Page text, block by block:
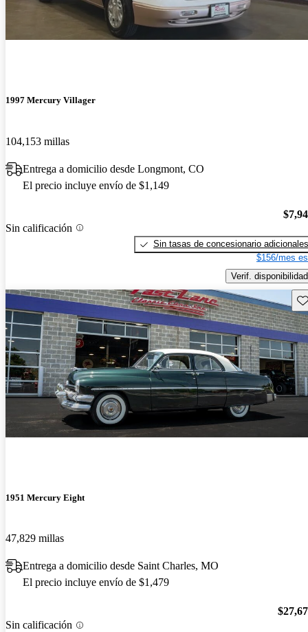
1997 Mercury Villager
104,153 millas
Entrega a domicilio desde Longmont, CO
El precio incluye envío de $1,149
Sin calificación
Sin tasas de concesionario adicionales
$156/mes
Verif. disponibilidad
1951 Mercury Eight
47,829 millas
Entrega a domicilio desde Saint Charles, MO
El precio incluye envío de $1,479
Sin calificación